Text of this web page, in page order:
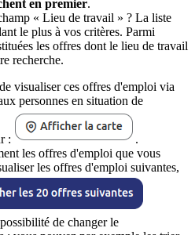
en premier.
« Lieu de travail » ? La liste
le plus à vos critères. Parmi
les offres dont le lieu de travail
recherche.
visualiser ces offres d'emploi via
personnes en situation de
:
.
les offres d'emploi que vous
les offres d'emploi suivantes,
de changer le